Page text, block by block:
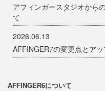
アフィンガースタジオから
て
2026.06.13
AFFINGER7の変更点とア
AFFINGER6について